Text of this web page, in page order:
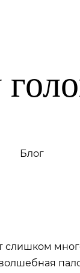
Блог
слишком